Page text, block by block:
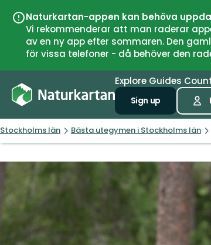
Naturkartan-appen kan behöva
Vi rekommenderar att man raderar
av en ny app efter sommaren. Den
för vissa telefoner - då behöver den
Explore Guides
Sign up
Stockholms län Bästa utegymen i Stockholms län